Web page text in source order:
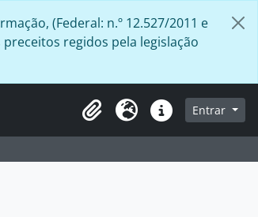
(Federal: n.º 12.527/2011 e
regidos pela legislação
na página de navegação
Área de Transferência
Idioma Atalhos Entrar